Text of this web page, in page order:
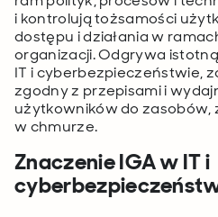
i kontrolują tożsamości
dostępu i działania w
organizacji. Odgrywa
IT i cyberbezpieczeństwie,
zgodny z przepisami i
użytkowników do zasobów,
w chmurze.
Znaczenie IGA w IT i